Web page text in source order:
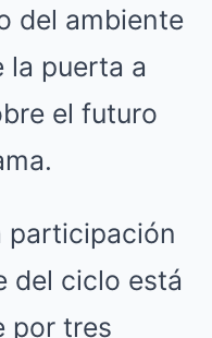
del ambiente
la puerta a
el futuro
participación
del ciclo está
por tres